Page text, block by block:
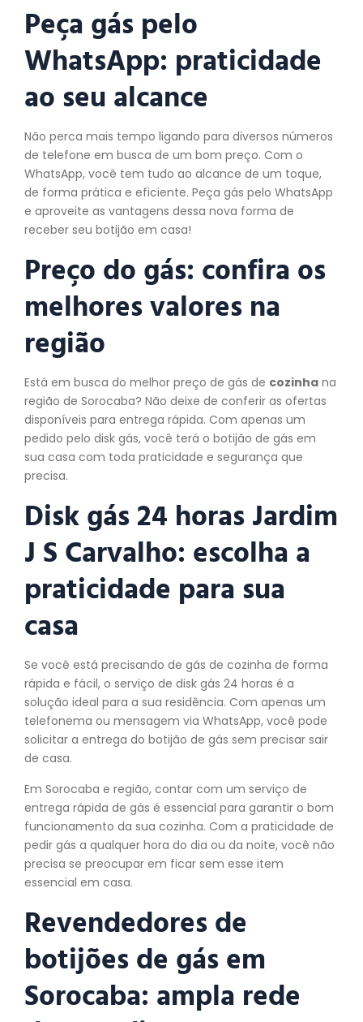
Peça gás pelo
WhatsApp: praticidade
ao seu alcance
Não perca mais tempo ligando para diversos números
de telefone em busca de um bom preço. Com o
WhatsApp, você tem tudo ao alcance de um toque,
de forma prática e eficiente. Peça gás pelo WhatsApp
e aproveite as vantagens dessa nova forma de
receber seu botijão em casa!
Preço do gás: confira os
melhores valores na
região
Está em busca do melhor preço de gás de cozinha na
região de Sorocaba? Não deixe de conferir as ofertas
disponíveis para entrega rápida. Com apenas um
pedido pelo disk gás, você terá o botijão de gás em
sua casa com toda praticidade e segurança que
precisa.
Disk gás 24 horas Jardim
J S Carvalho: escolha a
praticidade para sua
casa
Se você está precisando de gás de cozinha de forma
rápida e fácil, o serviço de disk gás 24 horas é a
solução ideal para a sua residência. Com apenas um
telefonema ou mensagem via WhatsApp, você pode
solicitar a entrega do botijão de gás sem precisar sair
de casa.
Em Sorocaba e região, contar com um serviço de
entrega rápida de gás é essencial para garantir o bom
funcionamento da sua cozinha. Com a praticidade de
pedir gás a qualquer hora do dia ou da noite, você não
precisa se preocupar em ficar sem esse item
essencial em casa.
Revendedores de
botijões de gás em
Sorocaba: ampla rede